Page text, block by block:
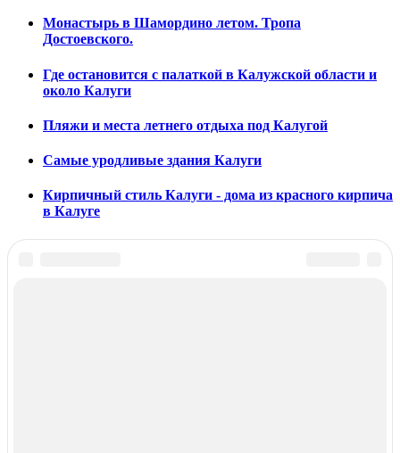
Монастырь в Шамордино летом. Тропа
Достоевского.
Где остановится с палаткой в Калужской области и
около Калуги
Пляжи и места летнего отдыха под Калугой
Самые уродливые здания Калуги
Кирпичный стиль Калуги - дома из красного кирпича
в Калуге